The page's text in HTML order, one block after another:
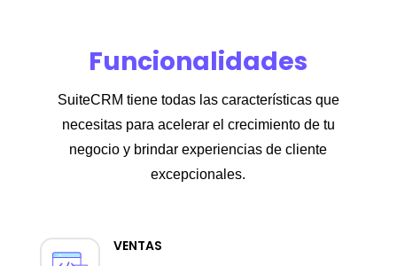
Funcionalidades
SuiteCRM tiene todas las características que
necesitas para acelerar el crecimiento de tu
negocio y brindar experiencias de cliente
excepcionales.
VENTAS